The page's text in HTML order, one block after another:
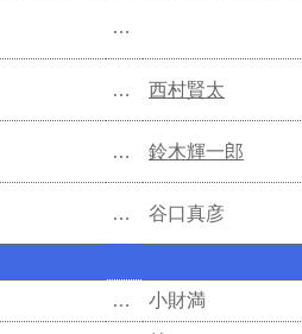
…
… 西村賢太
… 鈴木輝一郎
… 谷口真彦
… 小財満